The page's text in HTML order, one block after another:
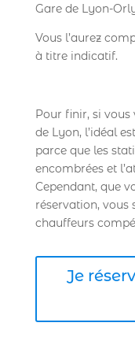
Gare de Lyon-
Vous l’aurez
à titre indicatif.
Pour finir, si
de Lyon, l’idéal
parce que les
encombrées et
Cependant, que
réservation, vous
chauffeurs
Je